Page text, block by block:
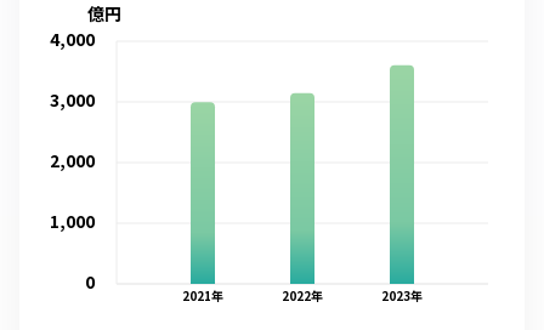
2021年 2022年 2023年
0
1,000
2,000
3,000
4,000
億円